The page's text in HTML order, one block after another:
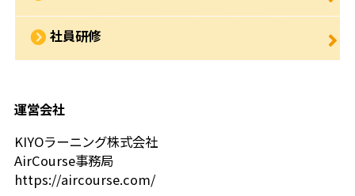
社員研修
運営会社
KIYOラーニング株式会社
AirCourse事務局
https://aircourse.com/